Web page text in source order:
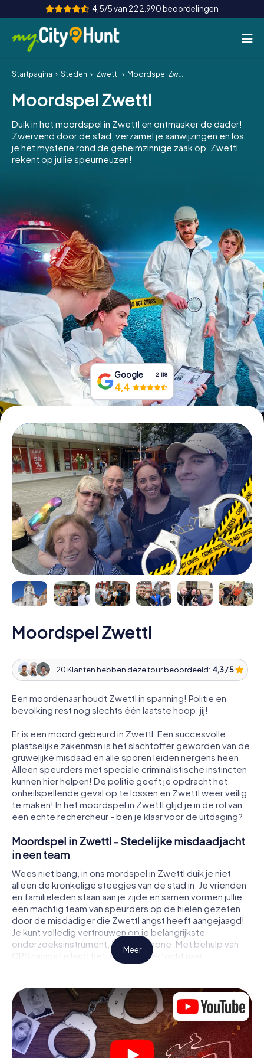
4,5/5 van 222.990 beoordelingen
Hoe het werkt
Steden
Tours
Teamevenement
INT AT
ES
IE
IT
NL
Boek tickets
Koop cadeaubonnen
Startpagina Steden Zwettl Moordspel Zwettl
Moordspel Zwettl
Duik in het moordspel in Zwettl en ontmasker de dader!
Zwervend door de stad, verzamel je aanwijzingen en los
je het mysterie rond de geheimzinnige zaak op. Zwettl
rekent op jullie speurneuzen!
Google 2.118
4,4
Moordspel Zwettl
20 Klanten hebben deze tour beoordeeld: 4,3 / 5
Een moordenaar houdt Zwettl in spanning! Politie en
bevolking rest nog slechts één laatste hoop: jij!
Er is een moord gebeurd in Zwettl. Een succesvolle
plaatselijke zakenman is het slachtoffer geworden van de
gruwelijke misdaad en alle sporen leiden nergens heen.
Alleen speurders met speciale criminalistische instincten
kunnen hier helpen! De politie geeft je opdracht het
onheilspellende geval op te lossen en Zwettl weer veilig
te maken! In het moordspel in Zwettl glijd je in de rol van
een echte rechercheur - ben je klaar voor de uitdaging?
Moordspel in Zwettl - Stedelijke misdaadjacht
in een team
Wees niet bang, in ons mordspel in Zwettl duik je niet
alleen de kronkelige steegjes van de stad in. Je vrienden
en familieleden staan aan je zijde en samen vormen jullie
een machtig team van speurders op de hielen gezeten
door de misdadiger die Zwettl angst heeft aangejaagd!
Je kunt volledig vertrouwen op je belangrijkste
onderzoeksinstrument, je smartphone. Met behulp van
GPS navigatie leidt het je op je zoektocht naar
aanwijzingen naar de plaats van het misdrijf, naar talrijke
en tenslotte naar de moordenaar. Op elke locatie los je
lastige puzzels op en kom je steeds dichter bij de
oplossing van de zaak. In tegenstelling tot een klassiek
moorddiner in Zwettl bepaal je zelf de gebeurtenissen,
beweeg je je in de frisse lucht en ontdek je de stad met
geheel nieuwe ogen.
Meer